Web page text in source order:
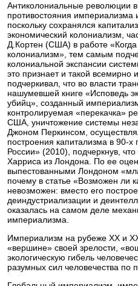
Антиколониальные революции
противостояния
поскольку сохранялся
экономический колониализм,
Д.Кортен (США) в работе
колониализм», тем самым
колониальной экспансии
это признает и такой
подчеркивал, что во власти
нашумевшей книге «Исповедь
убийц», созданный
контролируемая «перекачка»
США, уничтожение системы
Джоном Перкинсом,
построения капитализма в 90-
России» (2010), подчеркнув,
Харриса из Лондона. По ее
выпестованными Лондоном
почему в статье «Возможен ли
невозможен: вместо его
деиндустриализации и
оказалась на самом деле
империализма.
Империализм на рубеже ХХ и
«вершине» своей зрелости,
экологическую гибель
разумных сил человечества по